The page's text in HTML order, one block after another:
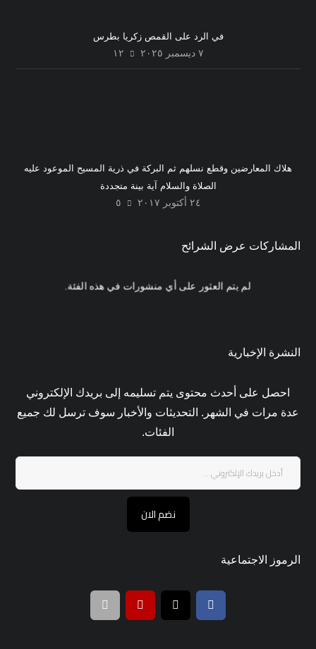
في الرد على القمص زكريا بطرس
٧ ديسمبر ٢٠٢٥ ١٢
هلاك المعارضين وقطع نسلهم ثم البركة في ذرية المسيح الموعود عليه
الصلاة والسلام آية بينة متجددة
٢٤ أكتوبر ٢٠١٧ ٥
المشاركات عرض الشرائح
لم يتم العثور على أي منشورات في هذه الفئة.
النشرة الإخبارية
احصل على أحدث محتوى يتم تسليمه إلى بريدك الإلكتروني
عدة مرات في الشهر. التحديثات والأخبار سوف ترسل لك جميع
الفئات.
نضم الان
الرموز الاجتماعية